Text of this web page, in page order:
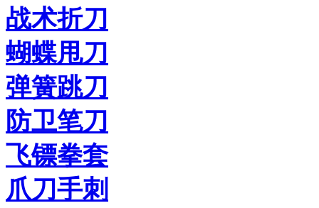
战术折刀
蝴蝶甩刀
弹簧跳刀
防卫笔刀
飞镖拳套
爪刀手刺